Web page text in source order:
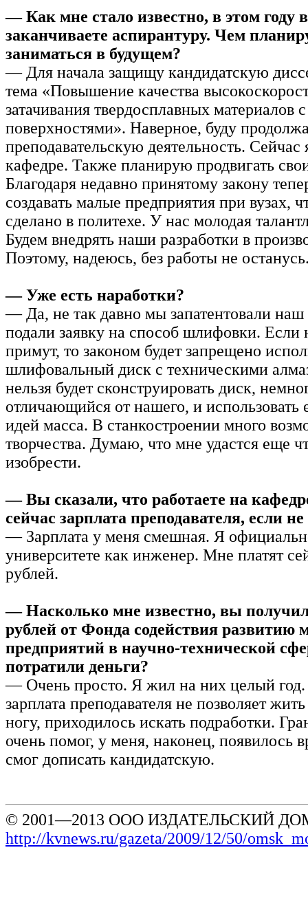
— Как мне стало известно, в этом году
заканчиваете аспирантуру. Чем
заниматься в будущем?
— Для начала защищу кандидатскую
тема «Повышение качества
затачивания твердосплавных материалов
поверхностями». Наверное, буду
преподавательскую деятельность. Сейчас
кафедре. Также планирую продвигать
Благодаря недавно принятому закону
создавать малые предприятия при вузах,
сделано в политехе. У нас молодая
Будем внедрять наши разработки в
Поэтому, надеюсь, без работы не
— Уже есть наработки?
— Да, не так давно мы запатентовали наш
подали заявку на способ шлифовки. Если
примут, то законом будет запрещено
шлифовальный диск с техническими
нельзя будет сконструировать диск,
отличающийся от нашего, и использовать
идей масса. В станкостроении много
творчества. Думаю, что мне удастся еще
изобрести.
— Вы сказали, что работаете на
сейчас зарплата преподавателя, если не
— Зарплата у меня смешная. Я
университете как инженер. Мне платят
рублей.
— Насколько мне известно, вы
рублей от Фонда содействия развитию
предприятий в научно-технической
потратили деньги?
— Очень просто. Я жил на них целый
зарплата преподавателя не позволяет
ногу, приходилось искать подработки.
очень помог, у меня, наконец, появилось
смог дописать кандидатскую.
© 2001—2013 ООО ИЗДАТЕЛЬСКИЙ
http://kvnews.ru/gazeta/2009/12/50/